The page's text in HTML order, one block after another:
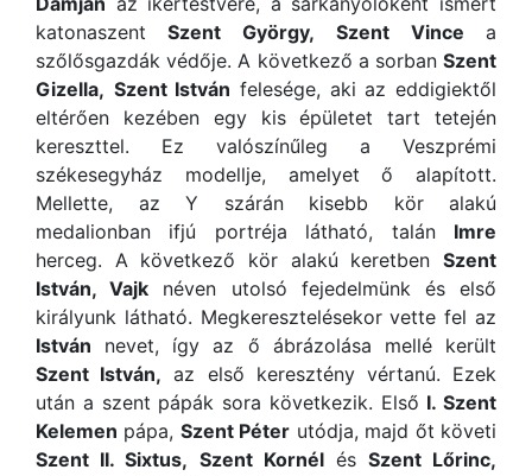
katonaszentSzent György, Szent Vince a
szőlősgazdák védője. A következő a sorban Szent
Gizella, Szent István felesége, aki az eddigiektől
eltérően kezében egy kis épületet tart tetején
kereszttel. Ez valószínűleg a Veszprémi
székesegyház modellje, amelyet ő alapított.
Mellette, az Y szárán kisebb kör alakú
medalionban ifjú portréja látható, talán Imre
herceg. A következő kör alakú keretben Szent
István, Vajk néven utolsó fejedelmünk és első
királyunk látható. Megkeresztelésekor vette fel az
István nevet, így az ő ábrázolása mellé került
Szent István, az első keresztény vértanú. Ezek
után a szent pápák sora következik. Első I. Szent
Kelemen pápa, Szent Péter utódja, majd őt követi
Szent II. Sixtus, Szent Kornél és Szent Lőrinc,